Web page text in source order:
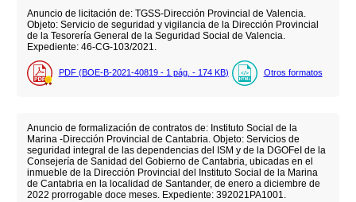
Anuncio de licitación de: TGSS-Dirección Provincial de Valencia.
Objeto: Servicio de seguridad y vigilancia de la Dirección Provincial
de la Tesorería General de la Seguridad Social de Valencia.
Expediente: 46-CG-103/2021.
PDF (BOE-B-2021-40819 - 1 pág. - 174 KB) Otros formatos
Anuncio de formalización de contratos de: Instituto Social de la
Marina -Dirección Provincial de Cantabria. Objeto: Servicios de
seguridad integral de las dependencias del ISM y de la DGOFeI de la
Consejería de Sanidad del Gobierno de Cantabria, ubicadas en el
inmueble de la Dirección Provincial del Instituto Social de la Marina
de Cantabria en la localidad de Santander, de enero a diciembre de
2022 prorrogable doce meses. Expediente: 392021PA1001.